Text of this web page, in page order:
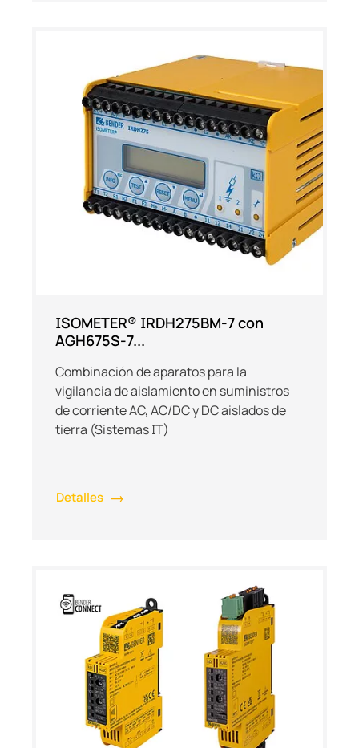
ISOMETER® IRDH275BM-7 con
AGH675S-7...
Combinación de aparatos para la
vigilancia de aislamiento en suministros
de corriente AC, AC/DC y DC aislados de
tierra (Sistemas IT)
Detalles